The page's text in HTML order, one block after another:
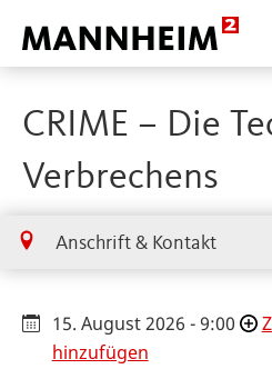
CRIME – Die
Verbrechens
Anschrift & Kontakt
15. August 2026 - 9:00
hinzufügen